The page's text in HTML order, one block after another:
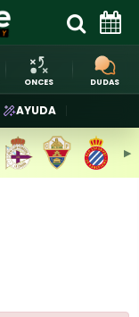
ONCES DUDAS
AYUDA
▶︎